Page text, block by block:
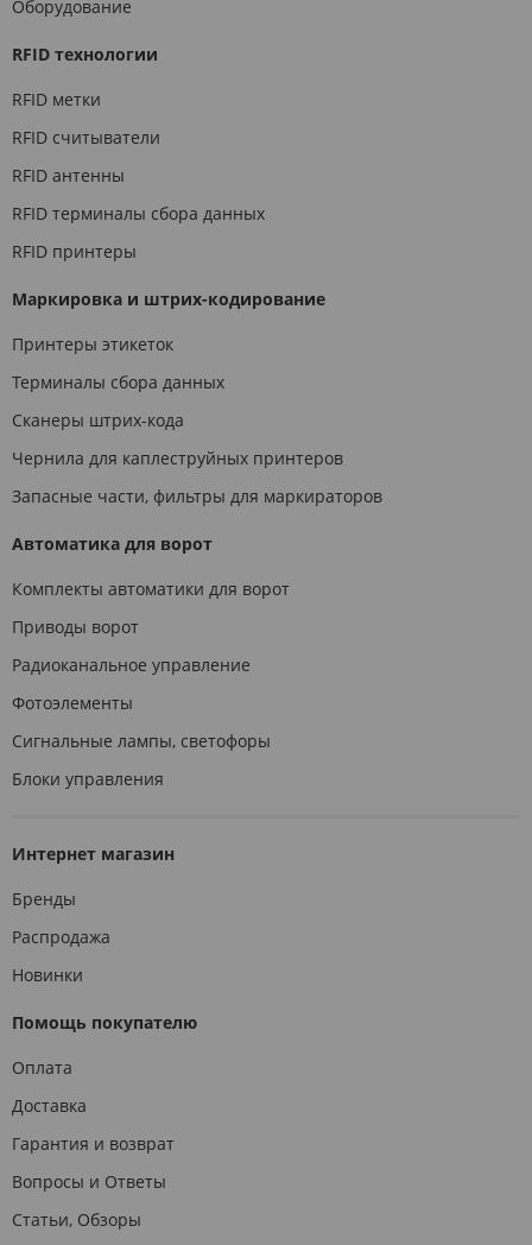
Оборудование
RFID технологии
RFID метки
RFID считыватели
RFID антенны
RFID терминалы сбора данных
RFID принтеры
Маркировка и штрих-кодирование
Принтеры этикеток
Терминалы сбора данных
Сканеры штрих-кода
Чернила для каплеструйных принтеров
Запасные части, фильтры для маркираторов
Автоматика для ворот
Комплекты автоматики для ворот
Приводы ворот
Радиоканальное управление
Фотоэлементы
Сигнальные лампы, светофоры
Блоки управления
Интернет магазин
Бренды
Распродажа
Новинки
Помощь покупателю
Оплата
Доставка
Гарантия и возврат
Вопросы и Ответы
Статьи, Обзоры